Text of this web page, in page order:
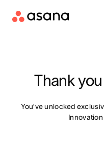
Thank
You’ve unlocked
Innovation